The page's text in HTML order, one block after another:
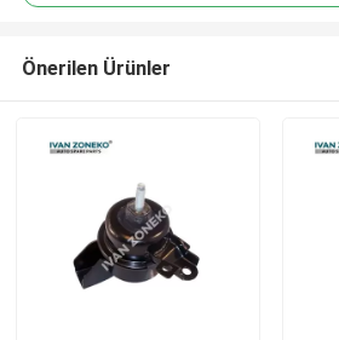
Önerilen Ürünler